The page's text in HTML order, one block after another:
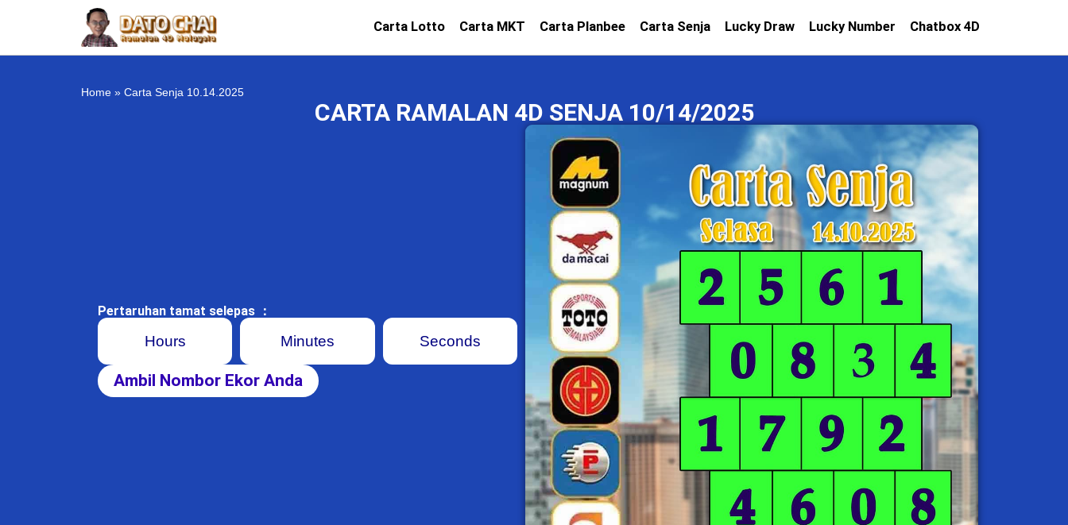
Carta Lotto Carta MKT Carta Planbee Carta Senja Lucky Draw Lucky Number Chatbox 4D
Home » Carta Senja 10.14.2025
CARTA RAMALAN 4D SENJA 10/14/2025
Pertaruhan tamat selepas ：
Hours Minutes Seconds
Ambil Nombor Ekor Anda